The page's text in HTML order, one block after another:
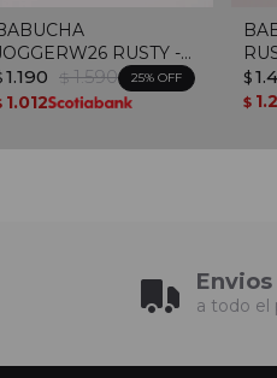
RUSTY -
Claro
1.190 $ 1.590 25
1.012
$
$
Envios
a todo el